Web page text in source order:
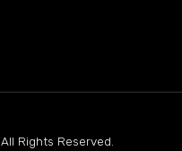
. All Rights Reserved.